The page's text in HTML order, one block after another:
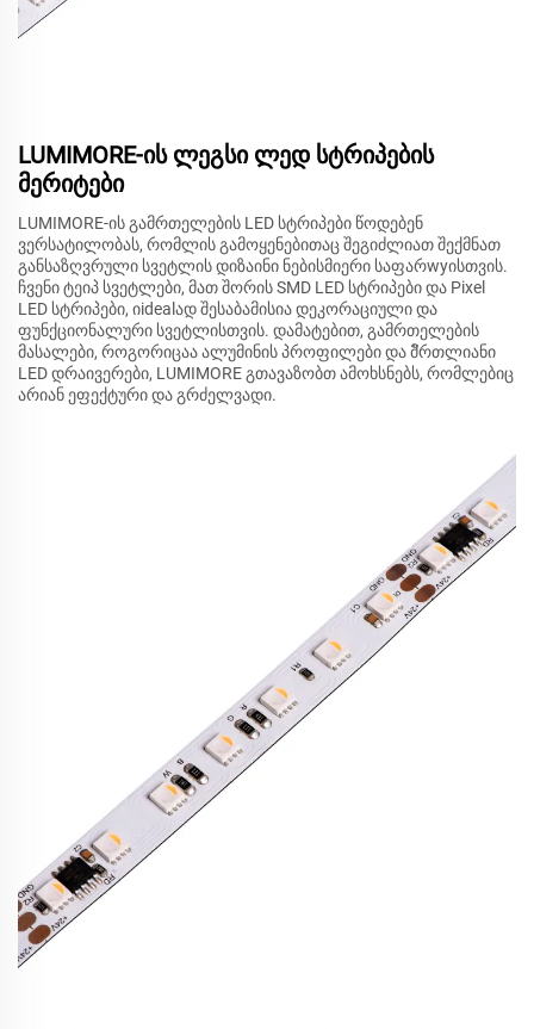
LUMIMORE-ის ლეგსი ლედ სტრიპების
მერიტები
LUMIMORE-ის გამრთელების LED სტრიპები წოდებენ
ვერსატილობას, რომლის გამოყენებითაც შეგიძლიათ შექმნათ
განსაზღვრული სვეტლის დიზაინი ნებისმიერი საფარwyისთვის.
ჩვენი ტეიპ სვეტლები, მათ შორის SMD LED სტრიპები და Pixel
LED სტრიპები, იidealად შესაბამისია დეკორაციული და
ფუნქციონალური სვეტლისთვის. დამატებით, გამრთელების
მასალები, როგორიცაა ალუმინის პროფილები და მัრთლიანი
LED დრაივერები, LUMIMORE გთავაზობთ ამოხსნებს, რომლებიც
არიან ეფექტური და გრძელვადი.